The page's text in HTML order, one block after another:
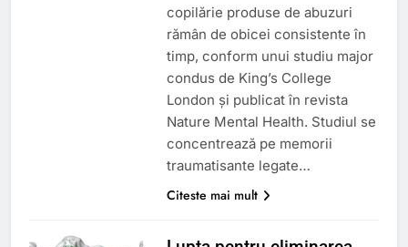
copilărie produse de abuzuri
rămân de obicei consistente în
timp, conform unui studiu major
condus de King’s College
London și publicat în revista
Nature Mental Health. Studiul se
concentrează pe memorii
traumatisante legate…
Citeste mai mult